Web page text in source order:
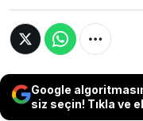
Google
siz seçin! Tıkla ve